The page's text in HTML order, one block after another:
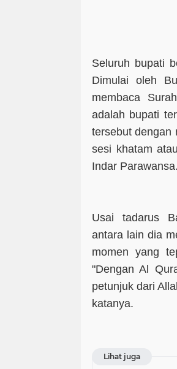
Seluruh bupati
Dimulai oleh
membaca
adalah bupati
tersebut dengan
sesi khatam
Indar Parawansa.
Usai tadarus
antara lain dia
momen yang
"Dengan Al
petunjuk dari
katanya.
Lihat juga